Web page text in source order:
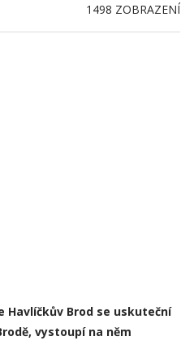
1498 ZOBRAZENÍ
Havlíčkův Brod se uskuteční
vystoupí na něm